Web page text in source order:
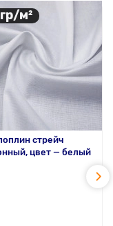
м²
стрейч
цвет — белый